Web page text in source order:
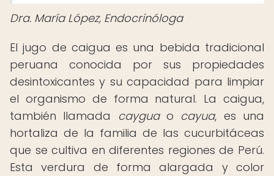
Dra. María López, Endocrinóloga
El jugo de caigua es una bebida tradicional
peruana conocida por sus propiedades
desintoxicantes y su capacidad para limpiar
el organismo de forma natural. La caigua,
también llamada cayguao cayua, es una
hortaliza de la familia de las cucurbitáceas
que se cultiva en diferentes regiones de Perú.
Esta verdura de forma alargada y color